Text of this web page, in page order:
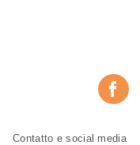
Piè
Navigazione
Contatto e social media